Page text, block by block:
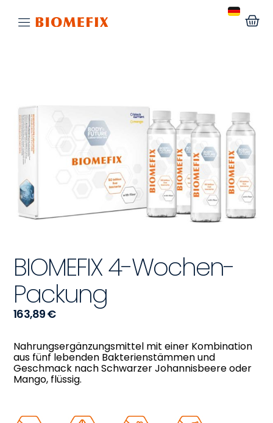
BIOMEFIX 4-Wochen-
Packung
163,89€
Nahrungsergänzungsmittel mit einer Kombination
aus fünf lebenden Bakterienstämmen und
Geschmack nach Schwarzer Johannisbeere oder
Mango, flüssig.